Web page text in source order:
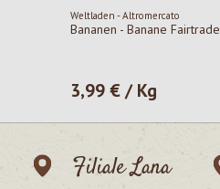
Weltladen - Altromercato
Bananen - Banane Fairtrade
Regulärer Preis:
3,99 € / Kg
Filiale Lana